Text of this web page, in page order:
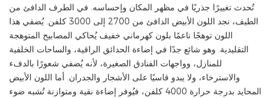
تُحدث تغييرًا جذريًا في مظهر المكان وإحساسه. في الطرف الدافئ من
الطيف، نجد اللون الأبيض الدافئ من 2700 إلى 3000 كلفن. يُضفي هذا
اللون توهجًا ناعمًا بلون كهرماني خفيف يُحاكي المصابيح المتوهجة
التقليدية. وهو شائع جدًا في إضاءة الحدائق الراقية، والساحات الخلفية
للمنازل، وواجهات الفنادق الصغيرة، لأنه يُضفي شعورًا بالدفء
والاسترخاء، ولا يبدو قاسيًا على الأشجار والجدران. أما اللون الأبيض
المحايد بدرجة حرارة 4000 كلفن، فيُوفر إضاءة نقية ومتوازنة تُشبه ضوء